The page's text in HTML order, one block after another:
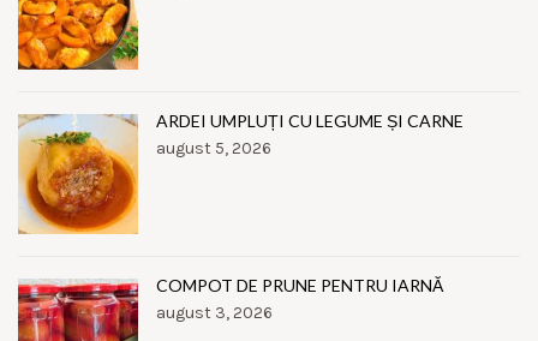
ARDEI UMPLUȚI CU LEGUME ȘI CARNE
august 5, 2026
COMPOT DE PRUNE PENTRU IARNĂ
august 3, 2026